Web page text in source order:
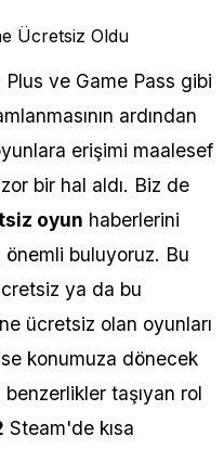
Plus ve Game Pass gibi
ardından
erişimi maalesef
bir hal aldı. Biz de
oyun haberlerini
buluyoruz. Bu
ya da bu
ücretsiz olan oyunları
konumuza dönecek
taşıyan rol
Steam'de kısa